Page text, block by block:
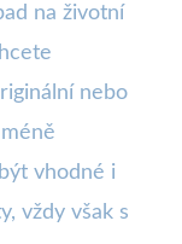
na životní
nebo
vhodné i
vždy však s